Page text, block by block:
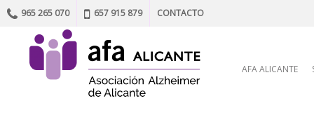
965 265 070 657 915 879 CONTACTO
AFA ALICANTE